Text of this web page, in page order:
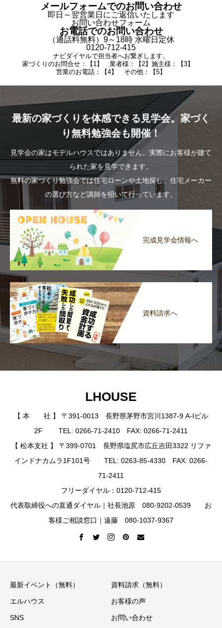
メールフォームでのお問い合わせ
即日～翌営業日にご返信いたします
お問い合わせフォーム
お電話でのお問い合わせ
（通話料無料）9～18時 水曜日定休
0120-712-415
ナビダイヤルで担当者へお繋ぎします。
家づくりのお問合せ：【1】 業者様：【2】施主様：【3】
営業のお電話：【4】 その他：【5】
最新の家づくりを体感できる見学会。家づく
り無料勉強会も開催！
見学会の家はモデルハウスではありません。実際にお客様が建て
られた家を見学できます。
無料の家づくり勉強会では住宅ローンや土地探し、住宅メーカー
の選び方など講師を招いて行っています。
完成見学会情報へ
資料請求へ
LHOUSE
【 本 社 】 〒391-0013 長野県茅野市宮川1387-9 A-Iビル
2F TEL: 0266-71-2410 FAX: 0266-71-2411
【 松本支社 】 〒399-0701 長野県塩尻市広丘吉田3322 リファ
インドナカムラ1F101号 TEL: 0263-85-4330 FAX: 0266-
71-2411
フリーダイヤル：0120-712-415
代表取締役への直通ダイヤル｜社長池原 080-9202-0539 お
客様ご相談窓口｜遠藤 080-1037-9367
最新イベント（無料） 資料請求（無料）
エルハウス お客様の声
SNS お問い合わせ